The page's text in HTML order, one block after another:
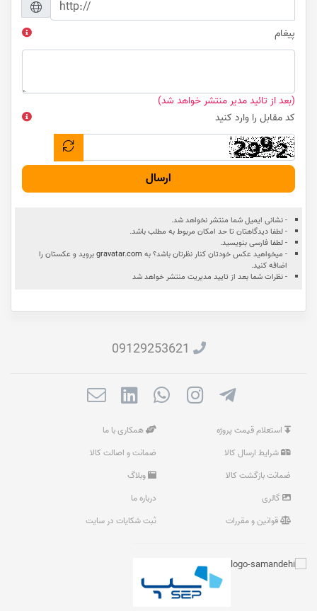
پیغام
(بعد از تائید مدیر منتشر خواهد شد)
کد مقابل را وارد کنید
ارسال
- نشانی ایمیل شما منتشر نخواهد شد.
- لطفا دیدگاهتان تا حد امکان مربوط به مطلب باشد.
- لطفا فارسی بنویسید.
- میخواهید عکس خودتان کنار نظرتان باشد؟ به gravatar.comبروید و عکستان را
اضافه کنید.
- نظرات شما بعد از تایید مدیریت منتشر خواهد شد
09129253621
استعلام قیمت پروژه
همکاری با ما
شرایط ارسال کالا
ضمانت و اصالت کالا
ضمانت بازگشت کالا
وبلاگ
گالری
درباره ما
قوانین و مقررات
ثبت شکایات در سایت